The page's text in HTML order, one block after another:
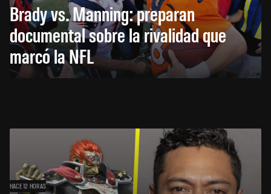
Brady vs. Manning: preparan
documental sobre la rivalidad que
marcó la NFL
HACE 12 HORAS